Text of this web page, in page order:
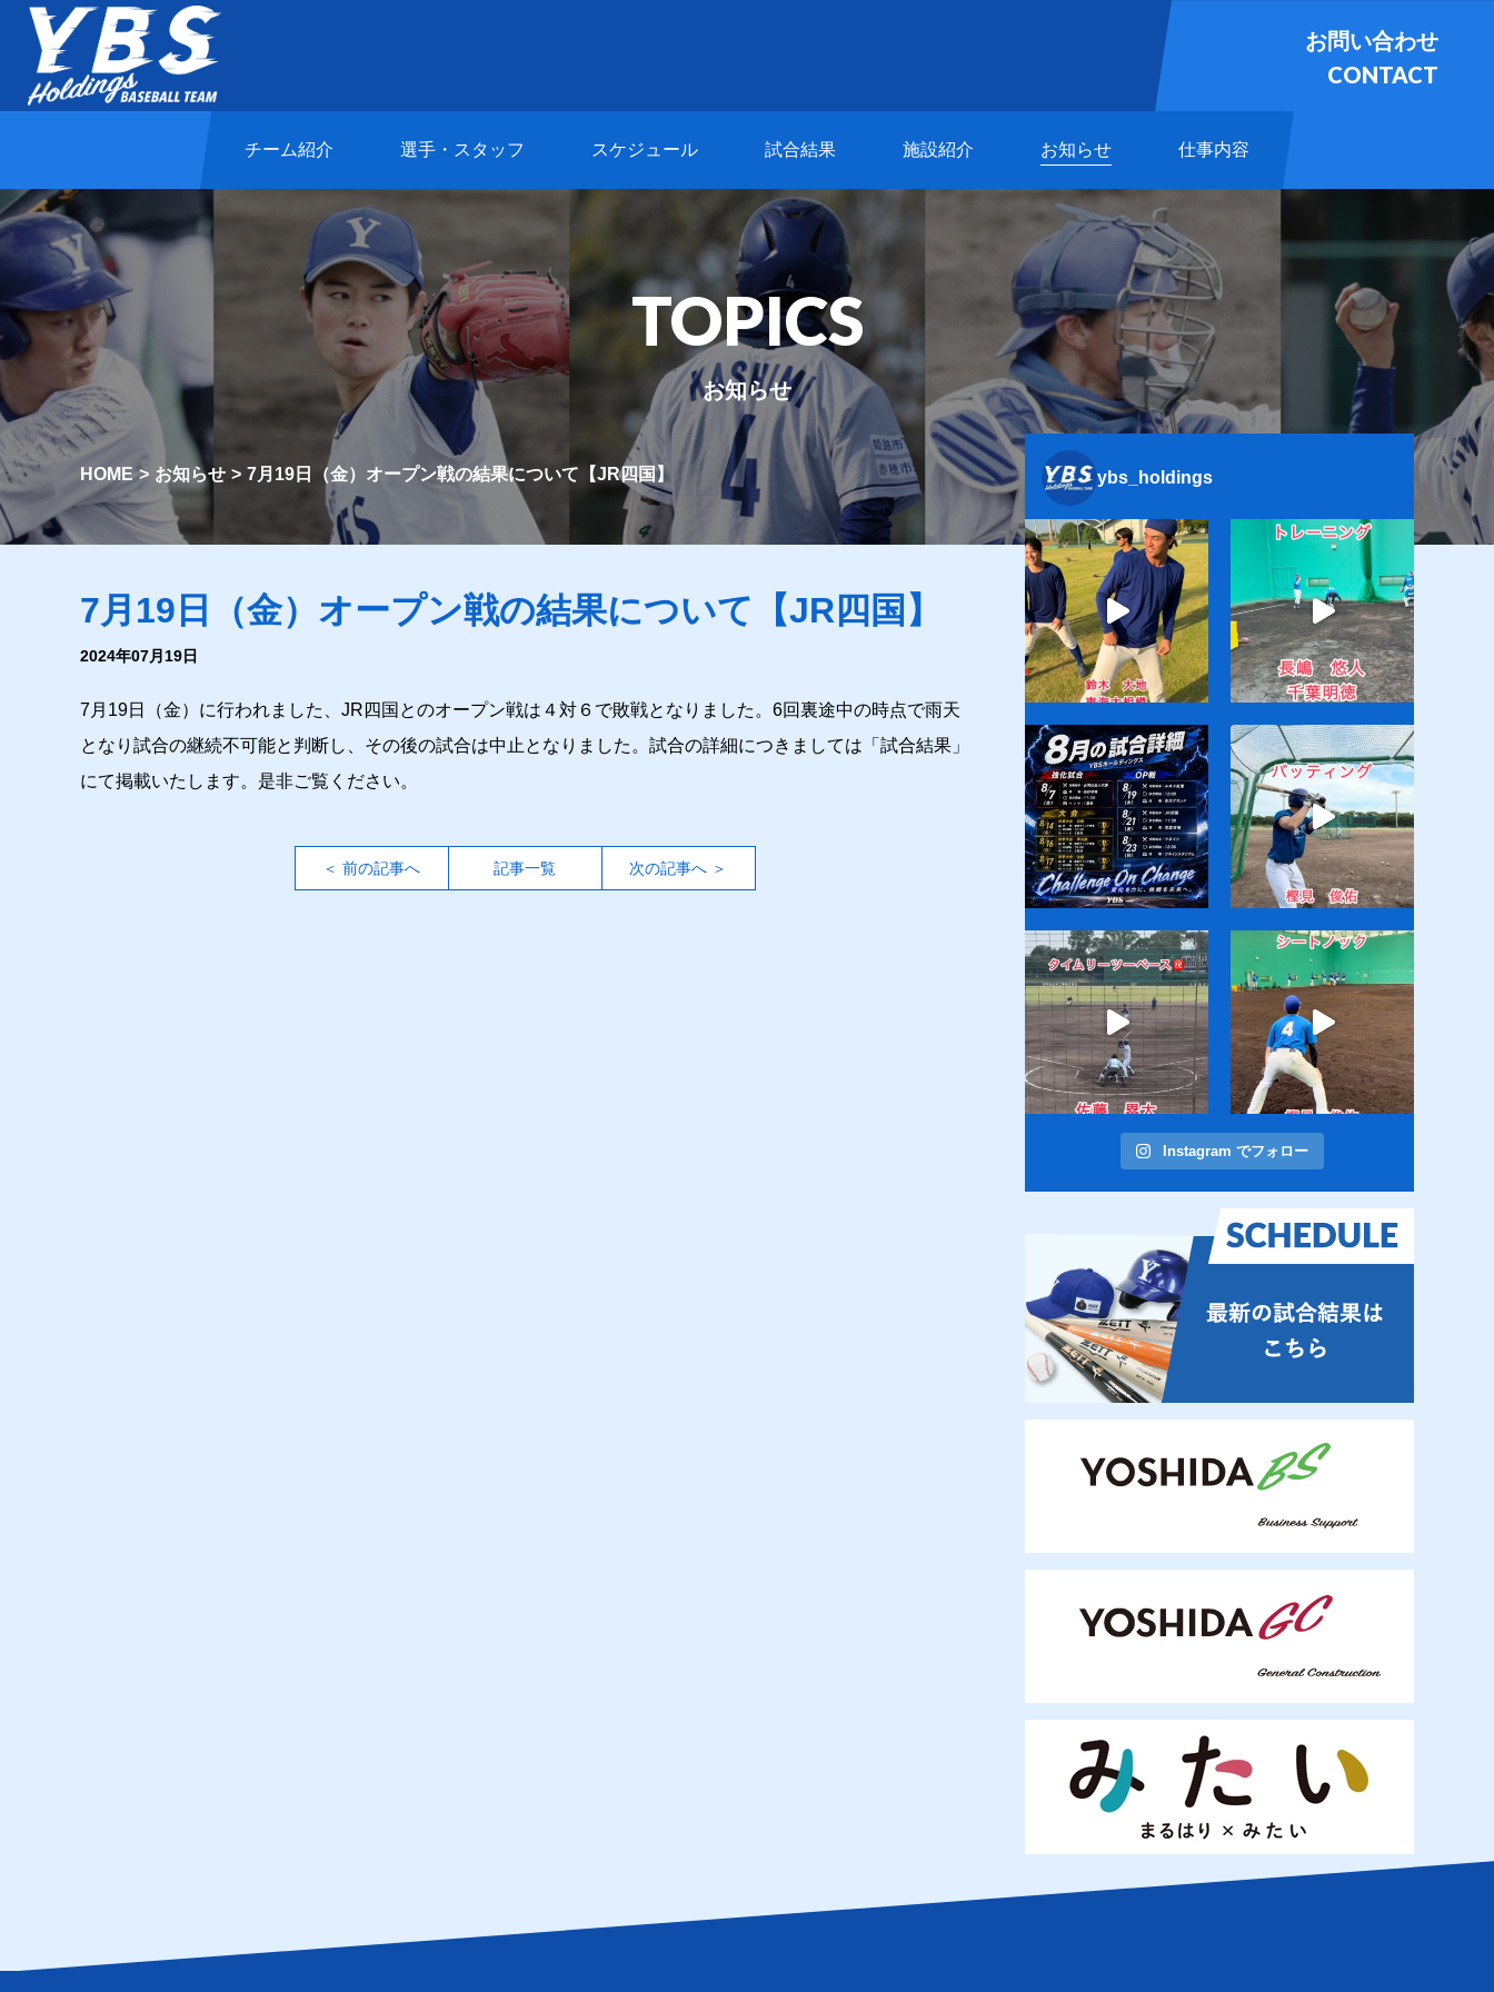
お問い合わせ
CONTACT
チーム紹介 選手・スタッフ スケジュール 試合結果 施設紹介 お知らせ 仕事内容
TOPICS
お知らせ
HOME お知らせ 7月19日（金）オープン戦の結果について【JR四国】
7月19日（金）オープン戦の結果について【JR四国】
2024年07月19日
7月19日（金）に行われました、JR四国とのオープン戦は４対６で敗戦となりました。6回裏途中の時点で雨天
となり試合の継続不可能と判断し、その後の試合は中止となりました。試合の詳細につきましては「試合結果」
にて掲載いたします。是非ご覧ください。
＜ 前の記事へ 記事一覧 次の記事へ ＞
ybs_holdings
Instagram でフォロー